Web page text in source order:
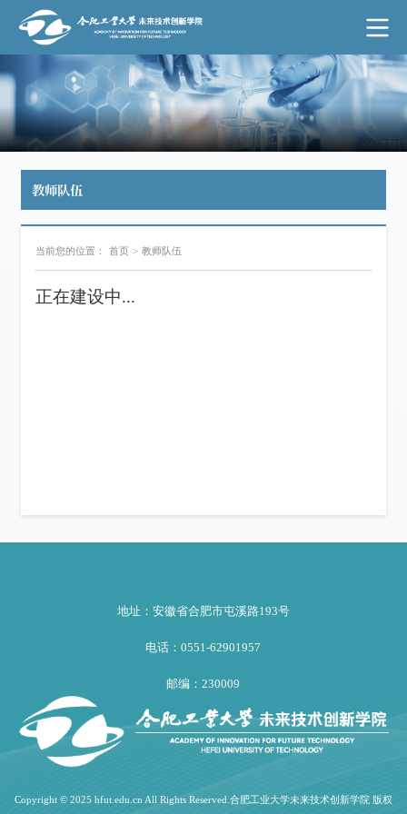
教师队伍
当前您的位置： 首页 > 教师队伍
正在建设中...
地址：安徽省合肥市屯溪路193号
电话：0551-62901957
邮编：230009
Copyright © 2025 hfut.edu.cn All Rights Reserved.合肥工业大学未来技术创新学院 版权